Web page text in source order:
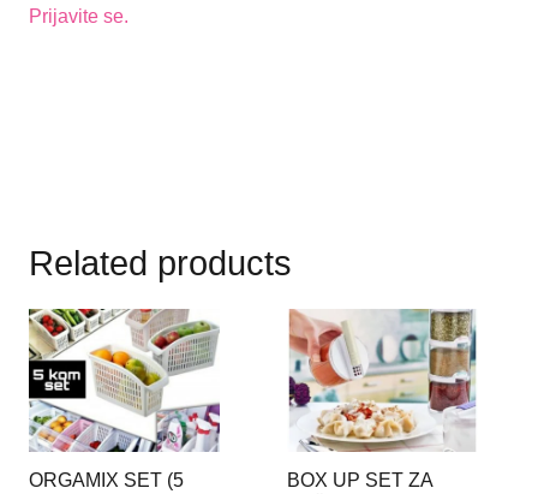
Prijavite se.
Related products
ORGAMIX SET (5
BOX UP SET ZA